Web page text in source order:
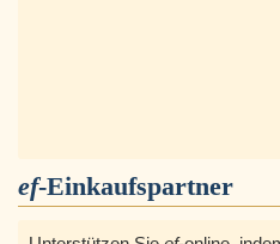
ef-Einkaufspartner